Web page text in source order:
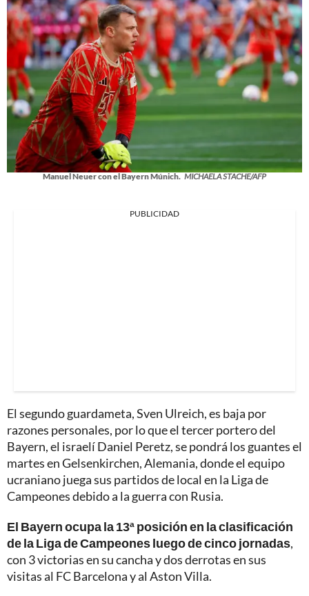
Manuel Neuer con el Bayern Múnich. MICHAELA STACHE/AFP
PUBLICIDAD
El segundo guardameta, Sven Ulreich, es baja por
razones personales, por lo que el tercer portero del
Bayern, el israelí Daniel Peretz, se pondrá los guantes el
martes en Gelsenkirchen, Alemania, donde el equipo
ucraniano juega sus partidos de local en la Liga de
Campeones debido a la guerra con Rusia.
El Bayern ocupa la 13ª posición en la clasificación
de la Liga de Campeones luego de cinco jornadas,
con 3 victorias en su cancha y dos derrotas en sus
visitas al FC Barcelona y al Aston Villa.